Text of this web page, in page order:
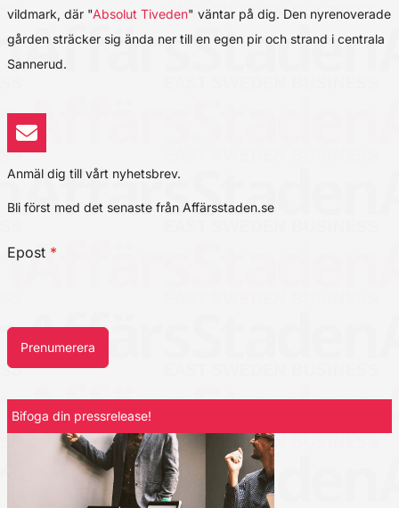
vildmark, där "Absolut Tiveden" väntar på dig. Den nyrenoverade
gården sträcker sig ända ner till en egen pir och strand i centrala
Sannerud.
Anmäl dig till vårt nyhetsbrev.
Bli först med det senaste från Affärsstaden.se
Epost *
Prenumerera
Bifoga din pressrelease!